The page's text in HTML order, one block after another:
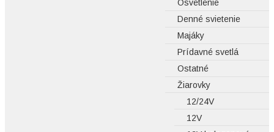
Osvetlenie
Denné svietenie
Majáky
Prídavné svetlá
Ostatné
Žiarovky
12/24V
12V